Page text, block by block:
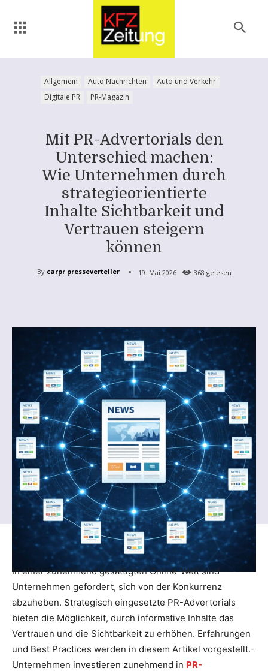
Allgemein Auto Nachrichten
Auto und Verkehr
Digitale PR
PR-Magazin
Mit PR-Advertorials den
Unterschied machen:
Wie Unternehmen durch
strategieorientierte
Inhalte Sichtbarkeit und
Vertrauen steigern
können
By carpr presseverteiler 19. Mai 2026 368 gelesen
In einer zunehmend gesättigten Online-Welt sind
Unternehmen gefordert, sich von der Konkurrenz
abzuheben. Strategisch eingesetzte PR-Advertorials
bieten die Möglichkeit, durch informative Inhalte das
Vertrauen und die Sichtbarkeit zu erhöhen. Erfahrungen
und Best Practices werden in diesem Artikel vorgestellt.-
Unternehmen investieren zunehmend in PR-